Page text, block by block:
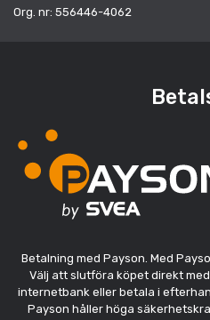
Org. nr: 556446-4062
Betalning med Payson. Med
Välj att slutföra köpet direkt med
internetbank eller betala i
Payson håller höga